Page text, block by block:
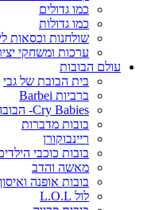
כמו גדולים
כמו גדולות
שולחנות וכסאות
ערכות ומשחקי
עולם הבובות
בית הבובת של גבי
ברביות Barbei
Cry Babies- הבובה הבוכה
בובות מדברות
ריינבוקורן
בובות כוכבי הילדים
מאשה והדב
בובות אופנה ואיסוף
לול L.O.L